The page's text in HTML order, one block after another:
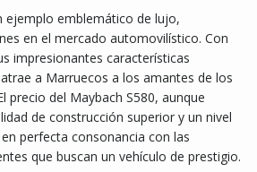
ejemplo emblemático de lujo,
en el mercado automovilístico. Con
impresionantes características
a Marruecos a los amantes de los
precio del Maybach S580, aunque
de construcción superior y un nivel
perfecta consonancia con las
que buscan un vehículo de prestigio.